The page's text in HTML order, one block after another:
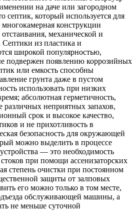
на даче или загородном
септик, который используется для
конструкции
механической и
из пластика и
широкой популярностью,
подвержен появлению коррозийных
или емкость способны
грунта даже в пустом
использовать при низких
абсолютная герметичность,
различных неприятных запахов,
срок и высокое качество,
и не прихотливость в
безопасность для окружающей
можно выделить в процессе
— это необходимость
при помощи ассенизаторских
степень очистки при постоянном
защиты от залповых
его можно только в том месте,
обслуживающей машины, а
не меньше суточной